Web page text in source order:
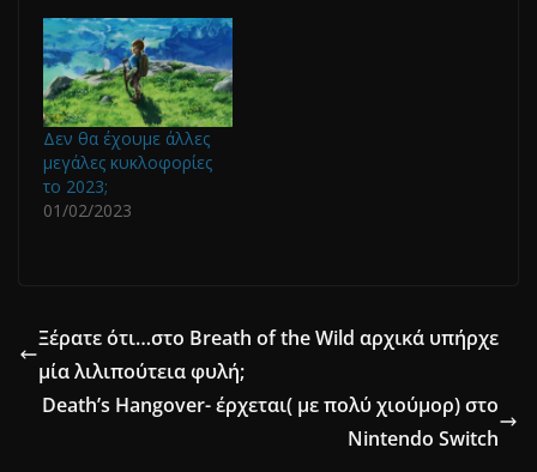
Δεν θα έχουμε άλλες
μεγάλες κυκλοφορίες
το 2023;
01/02/2023
Ξέρατε ότι…στο Breath of the Wild αρχικά υπήρχε
μία λιλιπούτεια φυλή;
Death’s Hangover- έρχεται( με πολύ χιούμορ) στο
Nintendo Switch